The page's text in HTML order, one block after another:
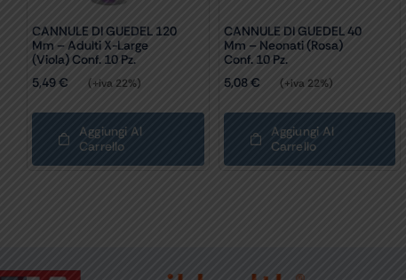
CANNULE DI GUEDEL 120
Mm – Adulti X-Large
(viola) Conf. 10 Pz.
5,49€ (+iva 22%)
Aggiungi Al
Carrello
CANNULE DI GUEDEL 40
Mm – Neonati (rosa)
Conf. 10 Pz.
5,08€ (+iva 22%)
Aggiungi Al
Carrello